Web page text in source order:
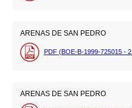
ARENAS DE SAN PEDRO
PDF (BOE-B-1999-725015 - 2
ARENAS DE SAN PEDRO